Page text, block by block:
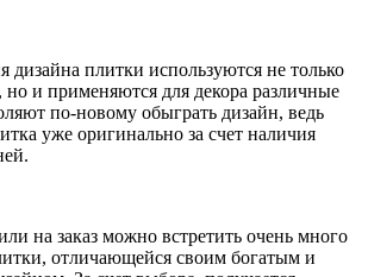
дизайна плитки используются не только
и применяются для декора различные
по-новому обыграть дизайн, ведь
уже оригинально за счет наличия
на заказ можно встретить очень много
отличающейся своим богатым и